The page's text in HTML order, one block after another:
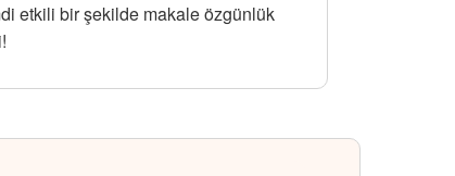
etkili bir şekilde makale özgünlük